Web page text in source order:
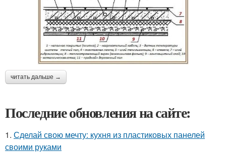
читать дальше →
Последние обновления на сайте:
1. Сделай свою мечту: кухня из пластиковых панелей
своими руками